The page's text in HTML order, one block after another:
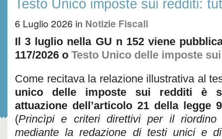
Testo Unico imposte sui redditi:
6 Luglio 2026 in Notizie Fiscali
Il 3 luglio nella GU n 152 viene
117/2026 o Testo Unico delle imposte
Come recitava la relazione illustrativa al
unico delle imposte sui redditi è
attuazione dell’articolo 21 della legge
(Princìpi e criteri direttivi per il riordino
mediante la redazione di testi unici e